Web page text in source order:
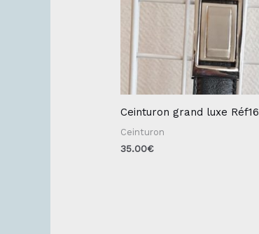
Ceinturon grand luxe Réf16
Ceinturon
35.00€